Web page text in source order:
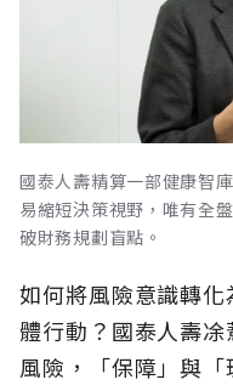
國泰人壽精算一部健康智
易縮短決策視野，唯有全
破財務規劃盲點。
如何將風險意識轉
體行動？國泰人壽
風險，「保障」與